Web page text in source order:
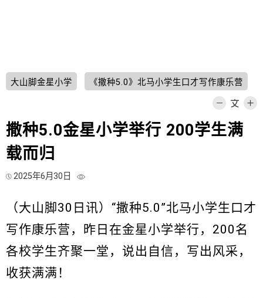
大山脚金星小学 《撒种5.0》北马小学生口才写作康乐营
撒种5.0金星小学举行 200学生满
载而归
2025年6月30日
（大山脚30日讯）“撒种5.0”北马小学生口才
写作康乐营，昨日在金星小学举行，200名
各校学生齐聚一堂，说出自信，写出风采，
收获满满！